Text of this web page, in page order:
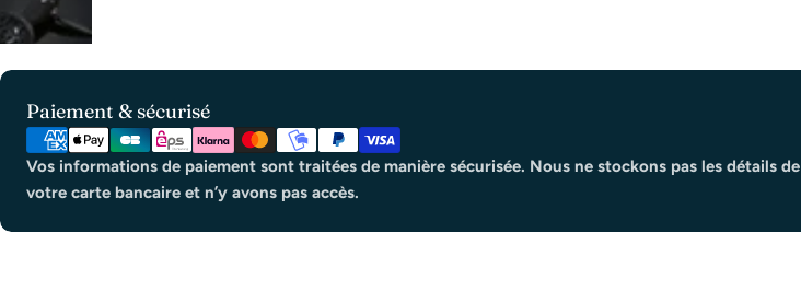
Paiement & sécurisé
Modes
de
paiement
Vos informations de paiement sont traitées de manière sécurisée. Nous ne stockons pas les détails de
votre carte bancaire et n’y avons pas accès.